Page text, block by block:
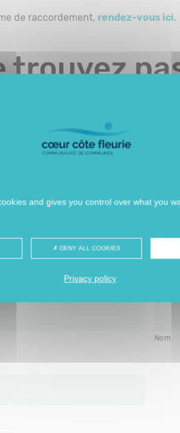
de raccordement, rendez-vous ici.
trouvez
solution à votre problème, vous
de la Communauté de Communes
Nom
and gives you control over what you
DENY ALL COOKIES
Privacy policy